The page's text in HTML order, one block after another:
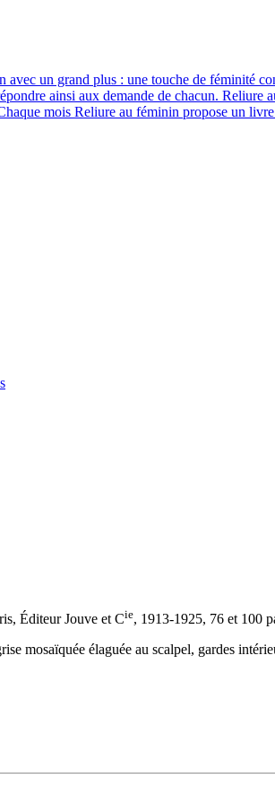
un grand plus : une touche de féminité
ainsi aux demande de chacun.
mois Reliure au féminin propose un
Éditeur Jouve et Cie, 1913-1925, 76 et 100
mosaïquée élaguée au scalpel, gardes